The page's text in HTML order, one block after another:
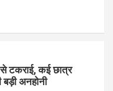
से टकराई, कई छात्र
अनहोनी